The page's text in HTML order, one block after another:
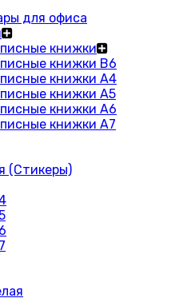
для офиса
книжки
книжки В6
книжки A4
книжки А5
книжки А6
книжки А7
(Стикеры)